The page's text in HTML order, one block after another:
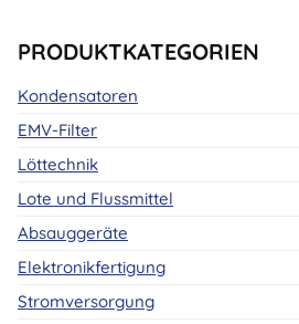
PRODUKTKATEGORIEN
Kondensatoren
EMV-Filter
Löttechnik
Lote und Flussmittel
Absauggeräte
Elektronikfertigung
Stromversorgung